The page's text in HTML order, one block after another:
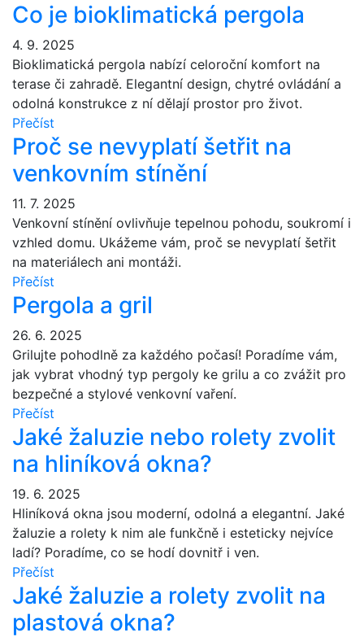
Co je bioklimatická pergola
4. 9. 2025
Bioklimatická pergola nabízí celoroční komfort na
terase či zahradě. Elegantní design, chytré ovládání a
odolná konstrukce z ní dělají prostor pro život.
Přečíst
Proč se nevyplatí šetřit na
venkovním stínění
11. 7. 2025
Venkovní stínění ovlivňuje tepelnou pohodu, soukromí i
vzhled domu. Ukážeme vám, proč se nevyplatí šetřit
na materiálech ani montáži.
Přečíst
Pergola a gril
26. 6. 2025
Grilujte pohodlně za každého počasí! Poradíme vám,
jak vybrat vhodný typ pergoly ke grilu a co zvážit pro
bezpečné a stylové venkovní vaření.
Přečíst
Jaké žaluzie nebo rolety zvolit
na hliníková okna?
19. 6. 2025
Hliníková okna jsou moderní, odolná a elegantní. Jaké
žaluzie a rolety k nim ale funkčně i esteticky nejvíce
ladí? Poradíme, co se hodí dovnitř i ven.
Přečíst
Jaké žaluzie a rolety zvolit na
plastová okna?